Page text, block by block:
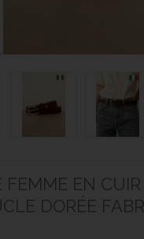
FEMME EN
DORÉE